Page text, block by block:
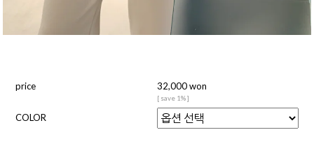
price 32,000 won
[ save 1% ]
COLOR